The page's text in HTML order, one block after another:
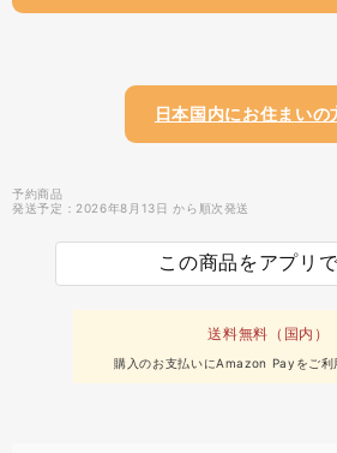
日本国内にお住まいの
予約商品
発送予定：2026年8月13日 から順次発送
この商品をアプリ
送料無料（国内）
購入のお支払いにAmazon Payをご利